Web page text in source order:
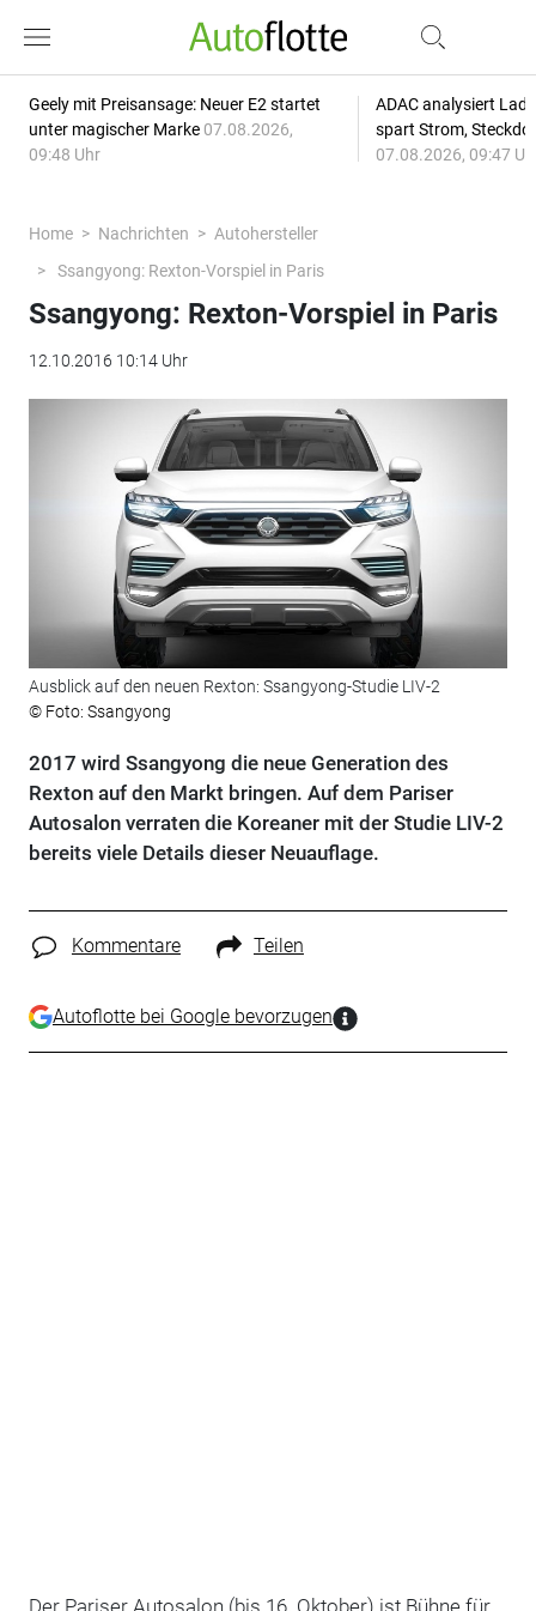
Geely mit Preisansage: Neuer E2 startet
unter magischer Marke 07.08.2026,
09:48 Uhr
ADAC analysiert
spart Strom,
07.08.2026, 09:47
Home Nachrichten
Autohersteller
Ssangyong: Rexton-Vorspiel in Paris
Ssangyong: Rexton-Vorspiel in Paris
12.10.2016 10:14 Uhr
Ausblick auf den neuen Rexton: Ssangyong-Studie LIV-2
© Foto: Ssangyong
2017 wird Ssangyong die neue Generation des
Rexton auf den Markt bringen. Auf dem Pariser
Autosalon verraten die Koreaner mit der Studie LIV-2
bereits viele Details dieser Neuauflage.
Kommentare Teilen
Autoflotte bei Google bevorzugen
Der Pariser Autosalon (bis 16. Oktober) ist Bühne für